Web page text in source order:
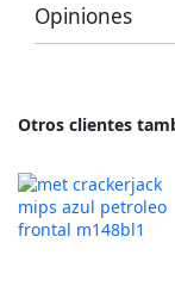
Opiniones
Otros clientes